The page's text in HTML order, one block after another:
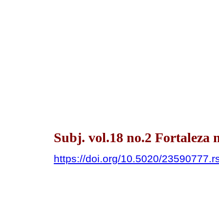
Subj. vol.18 no.2 Fortaleza
https://doi.org/10.5020/